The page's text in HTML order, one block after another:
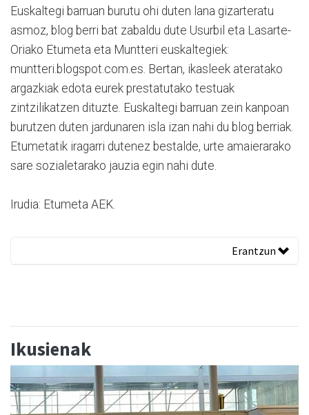
Euskaltegi barruan burutu ohi duten lana gizarteratu
asmoz, blog berri bat zabaldu dute Usurbil eta Lasarte-
Oriako Etumeta eta Muntteri euskaltegiek:
muntteri.blogspot.com.es. Bertan, ikasleek ateratako
argazkiak edota eurek prestatutako testuak
zintzilikatzen dituzte. Euskaltegi barruan zein kanpoan
burutzen duten jardunaren isla izan nahi du blog berriak.
Etumetatik iragarri dutenez bestalde, urte amaierarako
sare sozialetarako jauzia egin nahi dute.
Irudia: Etumeta AEK.
Erantzun
Ikusienak